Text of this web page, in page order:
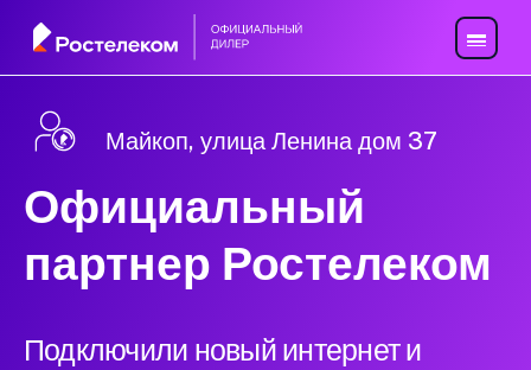
Майкоп, улица Ленина дом 37
Официальный
партнер Ростелеком
Подключили новый интернет и